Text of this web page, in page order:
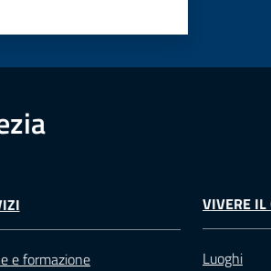
e formazione
VIVERE IL
Luoghi